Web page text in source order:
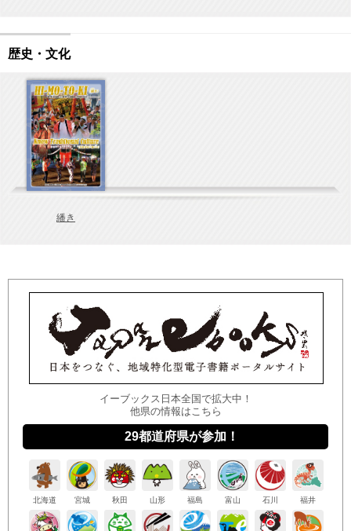
歴史・文化
繙き
イーブックス日本全国で拡大中！
他県の情報はこちら
29都道府県が参加！
北海道 宮城 秋田 山形 福島 富山 石川 福井